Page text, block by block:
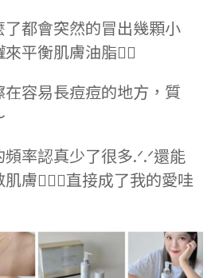
都會突然的冒出幾顆小
平衡肌膚油脂✋🏻
容易長痘痘的地方，質
率認真少了很多.ᐟ‪.ᐟ還能
膚🧏🏻‍♀️直接成了我的愛哇